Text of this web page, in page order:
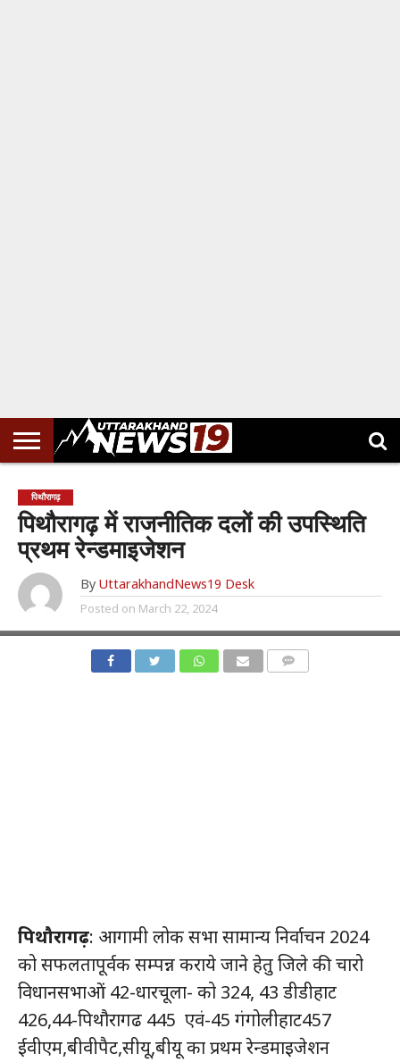
पिथौरागढ़
पिथौरागढ़ में राजनीतिक दलों की उपस्थिति
प्रथम रेन्डमाइजेशन
By UttarakhandNews19 Desk
Posted on March 22, 2024
पिथौरागढ़: आगामी लोक सभा सामान्य निर्वाचन 2024
को सफलतापूर्वक सम्पन्न कराये जाने हेतु जिले की चारो
विधानसभाओं 42-धारचूला- को 324, 43 डीडीहाट
426,44-पिथौरागढ 445 एवं-45 गंगोलीहाट457
ईवीएम,बीवीपैट,सीयू,बीयू का प्रथम रेन्डमाइजेशन